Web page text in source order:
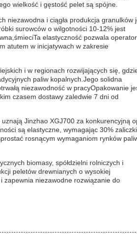
wielkość i gęstość pelet są spójne.
niezawodna i ciągła produkcja granulków
surowców o wilgotności 10-12% jest
elastyczność pozwala
atutem w inicjatywach w zakresie
i w regionach rozwijających się,
paliw kopalnych.Jego solidna
niezawodność w pracyOpakowanie
czasem dostawy zaledwie 7 dni od
Jinzhao XGJ700 za konkurencyjną
są elastyczne, wymagając 30%
rosnącym wymaganiom rynków
biomasy, spółdzielni rolniczych i
peletów drewnianych o wysokiej
zapewnia niezawodne rozwiązanie do